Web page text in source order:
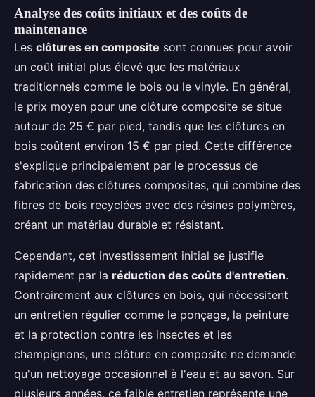
Analyse des coûts initiaux et des coûts de
maintenance
Les clôtures en composite sont connues pour avoir
un coût initial plus élevé que les matériaux
traditionnels comme le bois ou le vinyle. En général,
le prix moyen pour une clôture composite se situe
autour de 25 € par pied, tandis que les clôtures en
bois coûtent environ 15 € par pied. Cette différence
s'explique principalement par le processus de
fabrication des clôtures composites, qui combine des
fibres de bois recyclées avec des résines polymères,
créant un matériau durable et résistant.
Cependant, cet investissement initial se justifie
rapidement par la réduction des coûts d'entretien.
Contrairement aux clôtures en bois, qui nécessitent
un entretien régulier comme le ponçage, la peinture
et la protection contre les insectes et les
champignons, une clôture en composite ne demande
qu'un nettoyage occasionnel à l'eau et au savon. Sur
plusieurs années, ce faible entretien représente une